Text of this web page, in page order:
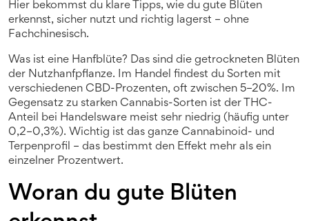
Hier bekommst du klare Tipps, wie du gute Blüten
erkennst, sicher nutzt und richtig lagerst – ohne
Fachchinesisch.
Was ist eine Hanfblüte? Das sind die getrockneten Blüten
der Nutzhanfpflanze. Im Handel findest du Sorten mit
verschiedenen CBD-Prozenten, oft zwischen 5–20%. Im
Gegensatz zu starken Cannabis-Sorten ist der THC-
Anteil bei Handelsware meist sehr niedrig (häufig unter
0,2–0,3%). Wichtig ist das ganze Cannabinoid- und
Terpenprofil – das bestimmt den Effekt mehr als ein
einzelner Prozentwert.
Woran du gute Blüten